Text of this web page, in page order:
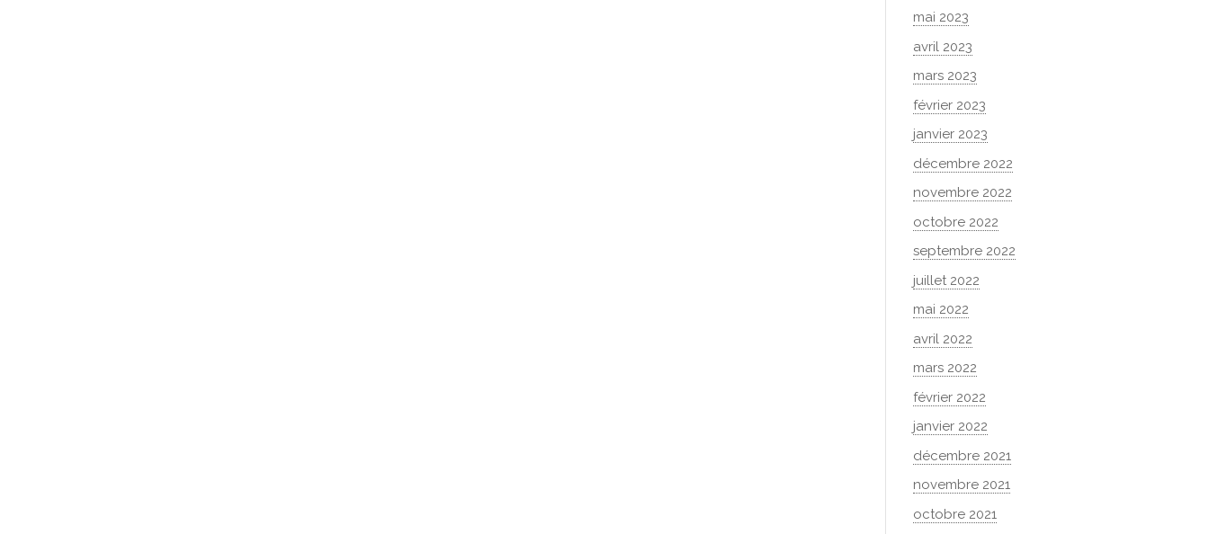
mai 2023
avril 2023
mars 2023
février 2023
janvier 2023
décembre 2022
novembre 2022
octobre 2022
septembre 2022
juillet 2022
mai 2022
avril 2022
mars 2022
février 2022
janvier 2022
décembre 2021
novembre 2021
octobre 2021